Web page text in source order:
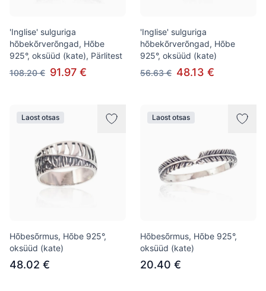
'Inglise' sulguriga
hõbekõrverõngad, Hõbe
925°, oksüüd (kate), Pärlitest
108.20 € 91.97 €
'Inglise' sulguriga
hõbekõrverõngad, Hõbe
925°, oksüüd (kate)
56.63 € 48.13 €
Laost otsas
Hõbesõrmus, Hõbe 925°,
oksüüd (kate)
48.02 €
Laost otsas
Hõbesõrmus, Hõbe 925°,
oksüüd (kate)
20.40 €